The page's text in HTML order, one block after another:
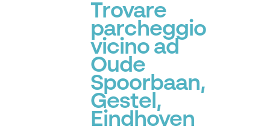
Trovare
parcheggio
vicino ad
Oude
Spoorbaan,
Gestel,
Eindhoven